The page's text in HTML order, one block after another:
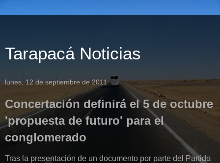
Tarapacá Noticias
lunes, 12 de septiembre de 2011
Concertación definirá el 5 de octubre
'propuesta de futuro' para el
conglomerado
Tras la presentación de un documento por parte del Partido